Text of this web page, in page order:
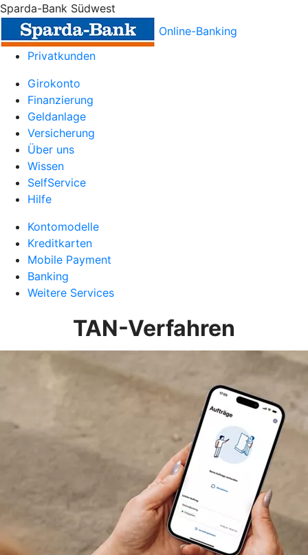
Sparda-Bank Südwest
Online-Banking
Privatkunden
Girokonto
Finanzierung
Geldanlage
Versicherung
Über uns
Wissen
SelfService
Hilfe
Kontomodelle
Kreditkarten
Mobile Payment
Banking
Weitere Services
TAN-Verfahren